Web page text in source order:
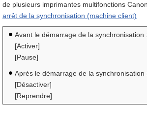
de plusieurs imprimantes multifonctions
arrêt de la synchronisation (machine client)
Avant le démarrage de la synchronisation :
[Activer]
[Pause]
Après le démarrage de la synchronisation
[Désactiver]
[Reprendre]